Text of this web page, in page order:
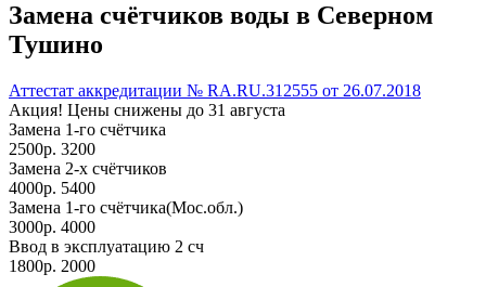
Замена счётчиков воды в Северном
Тушино
Аттестат аккредитации № RA.RU.312555 от 26.07.2018
Акция! Цены снижены до 31 августа
Замена 1-го счётчика
2500р. 3200
Замена 2-х счётчиков
4000р. 5400
Замена 1-го счётчика(Мос.обл.)
3000р. 4000
Ввод в эксплуатацию 2 сч
1800р. 2000